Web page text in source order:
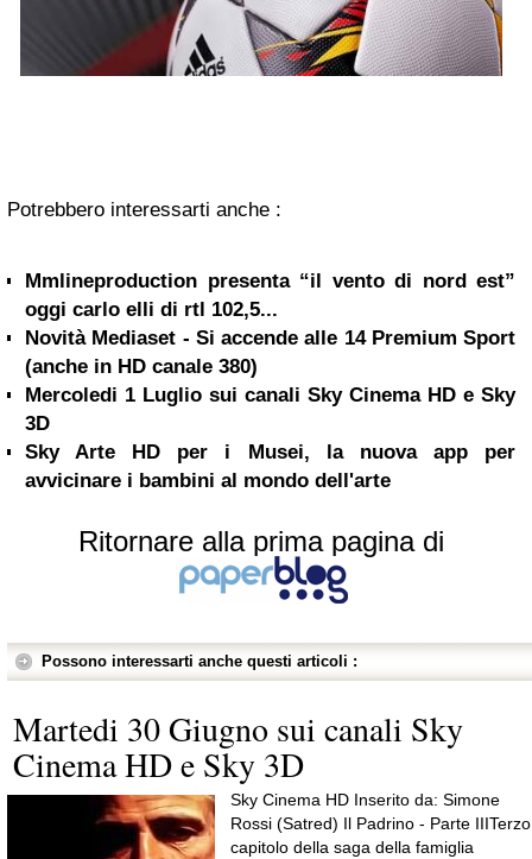
Potrebbero interessarti anche :
Mmlineproduction presenta “il vento di nord est”
oggi carlo elli di rtl 102,5...
Novità Mediaset - Si accende alle 14 Premium Sport
(anche in HD canale 380)
Mercoledi 1 Luglio sui canali Sky Cinema HD e Sky
3D
Sky Arte HD per i Musei, la nuova app per
avvicinare i bambini al mondo dell'arte
Ritornare alla prima pagina di
Possono interessarti anche questi articoli :
Martedi 30 Giugno sui canali Sky
Cinema HD e Sky 3D
Sky Cinema HD Inserito da: Simone
Rossi (Satred) Il Padrino - Parte IIITerzo
capitolo della saga della famiglia